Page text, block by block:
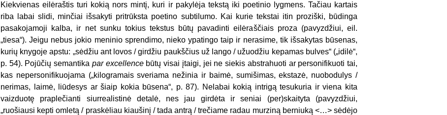
Kiekvienas eilėraštis turi kokią nors mintį, kuri ir pakylėja tekstą iki poetinio lygmens. Tačiau kartais
riba labai slidi, minčiai išsakyti pritrūksta poetino subtilumo. Kai kurie tekstai itin proziški, būdinga
pasakojamoji kalba, ir net sunku tokius tekstus būtų pavadinti eilėraščiais proza (pavyzdžiui, eil.
„tiesa“). Jeigu nebus jokio meninio sprendimo, nieko ypatingo taip ir nerasime, tik išsakytas būsenas,
kurių knygoje apstu: „sėdžiu ant lovos / girdžiu paukščius už lango / užuodžiu kepamas bulves“ („idilė“,
p. 54). Pojūčių semantika par excellencebūtų visai įtaigi, jei ne siekis abstrahuoti ar personifikuoti tai,
kas nepersonifikuojama („kilogramais sveriama nežinia ir baimė, sumišimas, ekstazė, nuobodulys /
nerimas, laimė, liūdesys ar šiaip kokia būsena“, p. 87). Nelabai kokią intrigą tesukuria ir viena kita
vaizduotę praplečianti siurrealistinė detalė, nes jau girdėta ir seniai (per)skaityta (pavyzdžiui,
„ruošiausi kepti omletą / praskėliau kiaušinį / tada antrą / trečiame radau murziną berniuką <…> sėdėjo